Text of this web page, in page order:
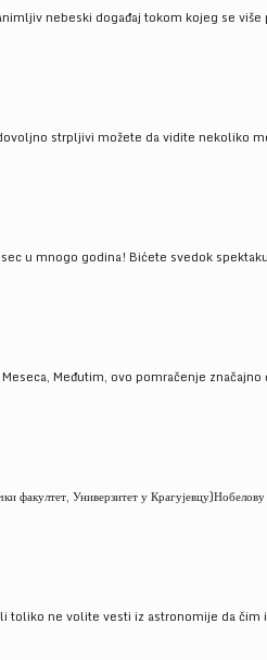
nebeski događaj tokom kojeg se
strpljivi možete da vidite nekoliko
u mnogo godina! Bićete svedok
Međutim, ovo pomračenje
Универзитет у
ne volite vesti iz astronomije da